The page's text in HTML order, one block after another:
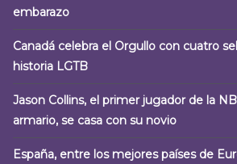
embarazo
Canadá celebra el Orgullo con cuatro
historia LGTB
Jason Collins, el primer jugador de la
armario, se casa con su novio
España, entre los mejores países de